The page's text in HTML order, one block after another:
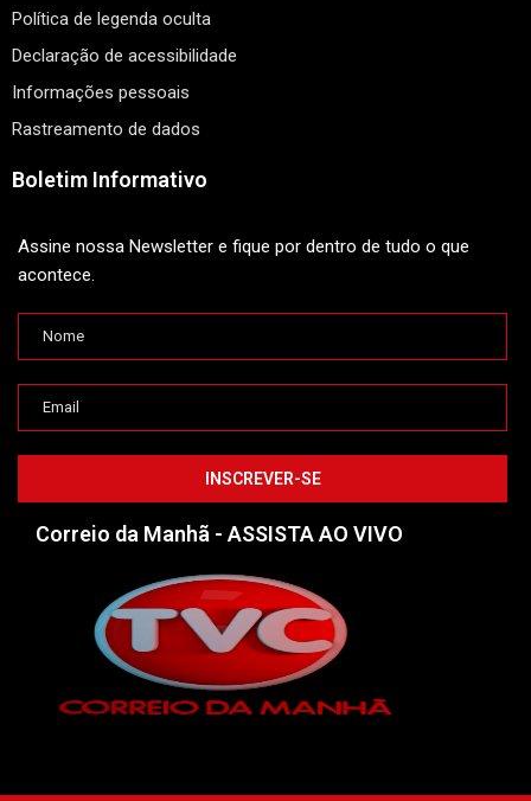
Política de legenda oculta
Declaração de acessibilidade
Informações pessoais
Rastreamento de dados
Boletim Informativo
Assine nossa Newsletter e fique por dentro de tudo o que
acontece.
Correio da Manhã - ASSISTA AO VIVO